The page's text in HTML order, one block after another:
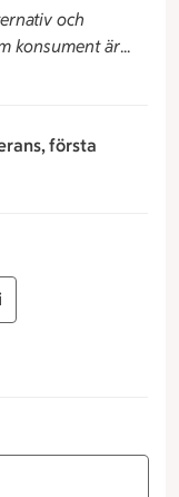
och
konsument är
miljö där
första